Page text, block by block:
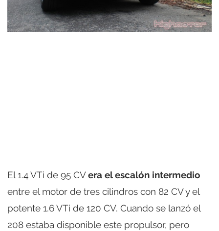
El 1.4 VTi de 95 CVera el escalón intermedio
entre el motor de tres cilindros con 82 CV y el
potente 1.6 VTi de 120 CV. Cuando se lanzó el
208 estaba disponible este propulsor, pero